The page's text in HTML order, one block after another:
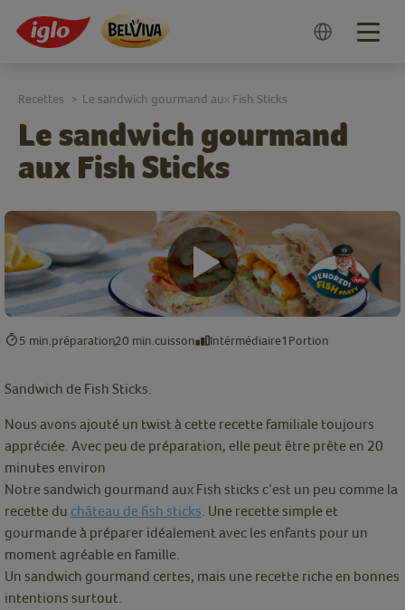
Le sandwich gourmand
aux Fish Sticks
Recettes > Le sandwich gourmand aux Fish Sticks
5 min. préparation20 min. cuisson Intérmédiaire1 Portion
Sandwich de Fish Sticks.
Nous avons ajouté un twist à cette recette familiale toujours
appréciée. Avec peu de préparation, elle peut être prête en 20
minutes environ
Notre sandwich gourmand aux Fish sticks c’est un peu comme la
recette du château de fish sticks . Une recette simple et
gourmande à préparer idéalement avec les enfants pour un
moment agréable en famille.
Un sandwich gourmand certes, mais une recette riche en bonnes
intentions surtout.